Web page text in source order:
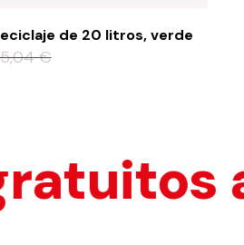
de 20 litros, verde
€
a